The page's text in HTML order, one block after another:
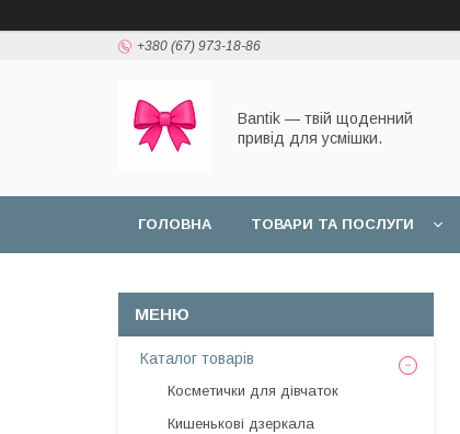
+380 (67) 973-18-86
Bantik — твій щоденний
привід для усмішки.
ГОЛОВНА ТОВАРИ ТА ПОСЛУГИ
Каталог товарів
Косметички для дівчаток
Кишенькові дзеркала